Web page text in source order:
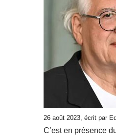
26 août 2023 , écrit par
C’est en présence